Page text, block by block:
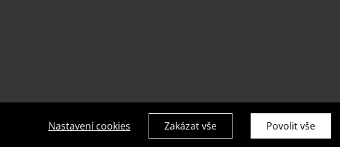
GDPR Ready
Nastavení cookies Zakázat vše Povolit vše